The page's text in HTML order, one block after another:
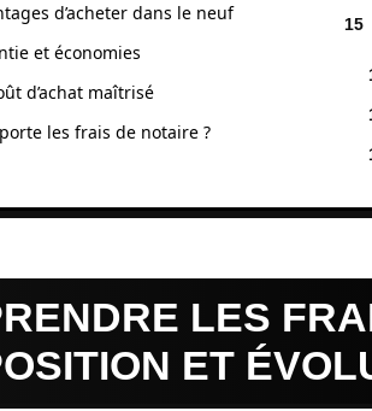
d’acheter dans le neuf
et économies
d’achat maîtrisé
les frais de notaire ?
LES
ET